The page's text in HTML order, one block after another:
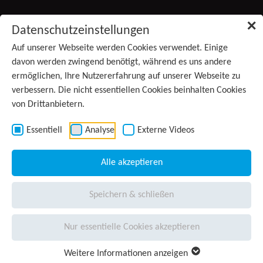
✕
Datenschutzeinstellungen
Auf unserer Webseite werden Cookies verwendet. Einige
davon werden zwingend benötigt, während es uns andere
ermöglichen, Ihre Nutzererfahrung auf unserer Webseite zu
verbessern. Die nicht essentiellen Cookies beinhalten Cookies
von Drittanbietern.
Essentiell Analyse Externe Videos
Alle akzeptieren
Speichern & schließen
Nur essentielle Cookies akzeptieren
Weitere Informationen anzeigen
Produkte
Services
(aktiv)
Unternehmen
Presse
Karriere